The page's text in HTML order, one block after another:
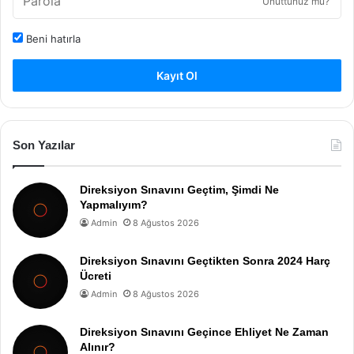
Beni hatırla
Kayıt Ol
Son Yazılar
Direksiyon Sınavını Geçtim, Şimdi Ne
Yapmalıyım?
Admin 8 Ağustos 2026
Direksiyon Sınavını Geçtikten Sonra 2024 Harç
Ücreti
Admin 8 Ağustos 2026
Direksiyon Sınavını Geçince Ehliyet Ne Zaman
Alınır?